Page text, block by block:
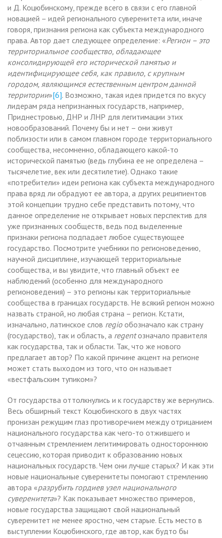
и Д. Коцюбинскому, прежде всего в связи с его главной
новацией – идей регионального суверенитета или, иначе
говоря, признания региона как субъекта международного
права. Автор дает следующее определение: «Регион – это
территориальное сообщество, обладающее
консолидирующей его исторической памятью и
идентифицирующее себя, как правило, с крупным
городом, являющимся естественным центром данной
территории»[6]. Возможно, такая идея придется по вкусу
лидерам ряда непризнанных государств, например,
Приднестровью, ДНР и ЛНР для легитимации этих
новообразований. Почему бы и нет – они живут
поблизости или в самом главном городе территориального
сообщества, несомненно, обладающего какой-то
исторической памятью (ведь глубина ее не определена –
тысячелетие, век или десятилетие). Однако такие
«потребители» идеи региона как субъекта международного
права вряд ли обрадуют ее автора, а других реципиентов
этой концепции трудно себе представить потому, что
данное определение не открывает новых перспектив для
уже признанных сообществ, ведь под выделенные
признаки региона подпадает любое существующее
государство. Посмотрите учебники по регионоведению,
научной дисциплине, изучающей территориальные
сообщества, и вы увидите, что главный объект ее
наблюдений (особенно для международного
регионоведения) – это регионы как территориальные
сообщества в границах государств. Не всякий регион можно
назвать страной, но любая страна – регион. Кстати,
изначально, латинское слов regio обозначало как страну
(государство), так и область, а regentозначало правителя
как государства, так и области. Так, что же нового
предлагает автор? По какой причине акцент на регионе
может стать выходом из того, что он называет
«вестфальским тупиком»?
От государства оттолкнулись и к государству же вернулись.
Весь обширный текст Коцюбинского в двух частях
пронизан режущим глаз противоречием между отрицанием
национального государства как чего-то отжившего и
отчаянным стремлением легитимировать одностороннюю
сецессию, которая приводит к образованию новых
национальных государств. Чем они лучше старых? И как эти
новые национальные суверенитеты помогают стремлению
автора «разрубить гордиев узел национального
суверенитета»? Как показывает множество примеров,
новые государства защищают свой национальный
суверенитет не менее яростно, чем старые. Есть место в
выступлении Коцюбинского, где автор, как будто бы